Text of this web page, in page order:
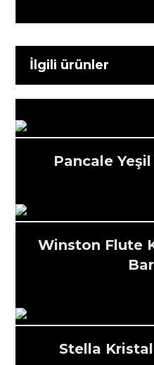
İlgili ürünler
Pancale
Winston Flute
Stella